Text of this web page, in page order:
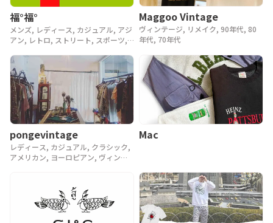
福°福°
メンズ, レディース, カジュアル, アジ
アン, レトロ, ストリート, スポーツ,
Maggoo Vintage
ヴィンテージ, リメイク, 90年代, 80
年代, 70年代
pongevintage
レディース, カジュアル, クラシック,
アメリカン, ヨーロピアン, ヴィンテ
Mac